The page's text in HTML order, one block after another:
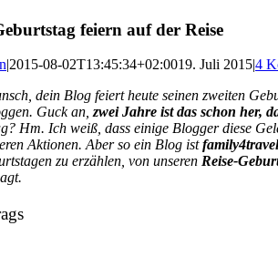
feiern auf der Reise
|2015-08-02T13:45:34+02:0019. Juli 2015|4
dein Blog feiert heute seinen zweiten
Guck an,zwei Jahre ist das schon her,
Hm. Ich weiß, dass einige Blogger diese
Aktionen. Aber so ein Blog istfamily4travel
zu erzählen, von unseren Reise-